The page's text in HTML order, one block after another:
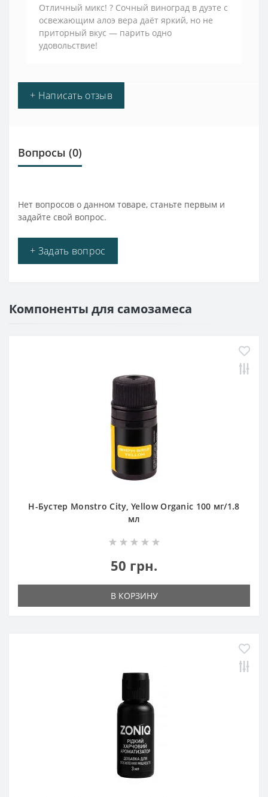
Отличный микс! ? Сочный виноград в дуэте с
освежающим алоэ вера даёт яркий, но не
приторный вкус — парить одно
удовольствие!
+ Написать отзыв
Вопросы (0)
Нет вопросов о данном товаре, станьте первым и
задайте свой вопрос.
+ Задать вопрос
Компоненты для самозамеса
Н-Бустер Monstro City, Yellow Organic 100 мг/1.8
мл
50 грн.
В КОРЗИНУ